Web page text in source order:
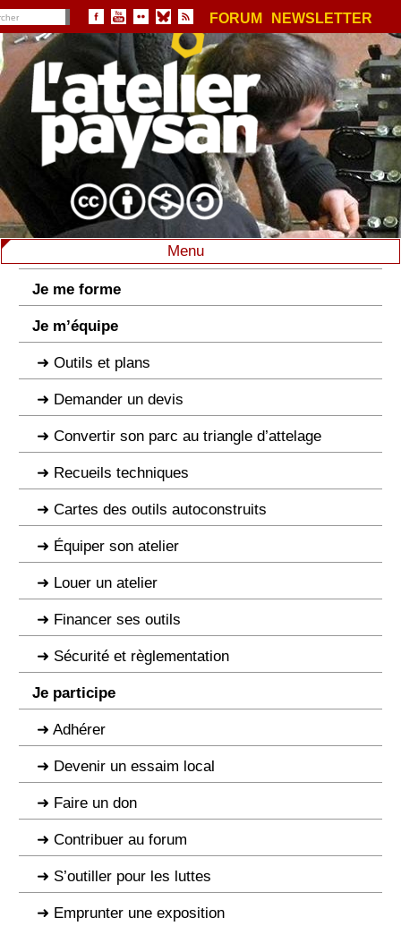
FORUM NEWSLETTER
Menu
Je me forme
Je m’équipe
Outils et plans
Demander un devis
Convertir son parc au triangle d’attelage
Recueils techniques
Cartes des outils autoconstruits
Équiper son atelier
Louer un atelier
Financer ses outils
Sécurité et règlementation
Je participe
Adhérer
Devenir un essaim local
Faire un don
Contribuer au forum
S’outiller pour les luttes
Emprunter une exposition